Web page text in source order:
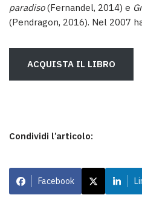
paradiso(Fernandel, 2014) e
(Pendragon, 2016). Nel 2007
ACQUISTA IL LIBRO
Condividi l’articolo:
Facebook